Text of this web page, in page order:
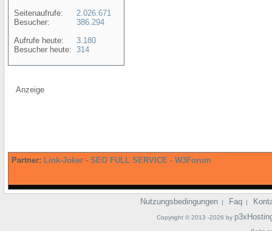
Seitenaufrufe:
Besucher:
Aufrufe heute:
Besucher heute:
2.026.671
386.294
3.180
314
Anzeige
Partner: Link-Joker - SEO FULL SERVICE - W3Forum
Nutzungsbedingungen | Faq |
Copyright © 2013 -2026 by